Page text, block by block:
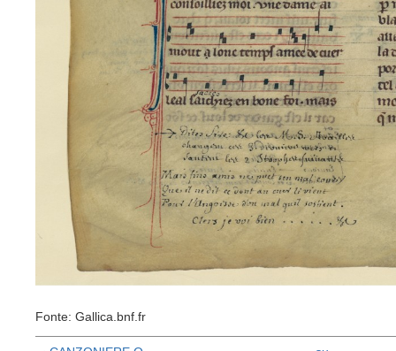
Fonte: Gallica.bnf.fr